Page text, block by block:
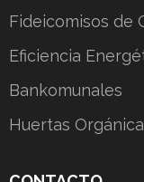
Fideicomisos de
Eficiencia
Bankomunales
Huertas